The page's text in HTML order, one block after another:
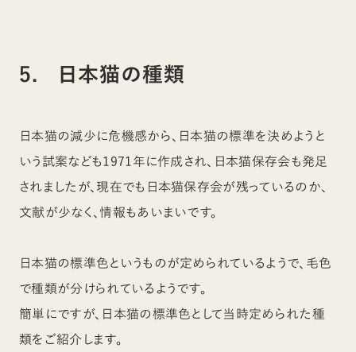
5. 日本猫の種類
日本猫の減少に危機感から、日本猫の標準を決めようと
いう試案なども1971年に作成され、日本猫保存会も発足
されましたが、現在でも日本猫保存会が残っているのか、
文献が少なく、情報もあいまいです。
日本猫の標準色というものが定められているようで、毛色
で種類が分けられているようです。
簡単にですが、日本猫の標準色として当時定められた種
類をご紹介します。